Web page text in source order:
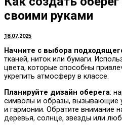
своими руками
18.07.2025
Начните с выбора
тканей, ниток или бумаги.
цвета, которые способны
укрепить атмосферу в классе.
Планируйте дизайн оберега:
символы и образы, вызывающие
и гармонии. Обратите внимание
деревья, солнце, звезды или